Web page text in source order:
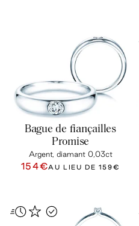
Bague de fiançailles
Promise
Argent, diamant 0,03ct
154€AU LIEU DE 159€